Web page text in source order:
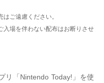
ご遠慮ください。
場を伴わない配布はお断りさせ
リ「Nintendo Today!」を使